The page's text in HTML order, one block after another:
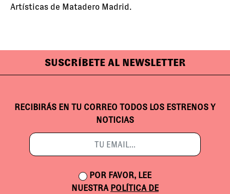
Artísticas de Matadero Madrid.
SUSCRÍBETE AL NEWSLETTER
RECIBIRÁS EN TU CORREO TODOS LOS ESTRENOS Y
NOTICIAS
POR FAVOR, LEE
NUESTRA POLÍTICA DE